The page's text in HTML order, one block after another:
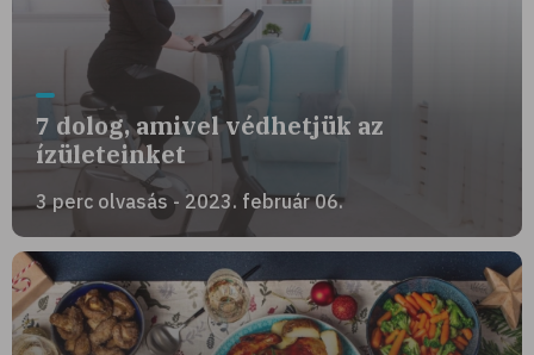
7 dolog, amivel védhetjük az
ízületeinket
3 perc olvasás - 2023. február 06.